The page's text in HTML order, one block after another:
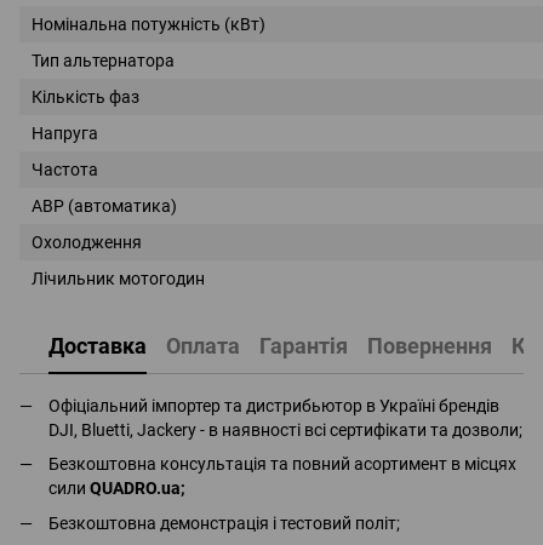
Номінальна потужність (кВт)
Тип альтернатора
Кількість фаз
Напруга
Частота
АВР (автоматика)
Охолодження
Лічильник мотогодин
Доставка Оплата Гарантія Повернення
Офіціальний імпортер та дистрибьютор в Україні брендів
DJI, Bluetti, Jackery - в наявності всі сертифікати та дозволи;
Безкоштовна консультація та повний асортимент в місцях
сили QUADRO.ua;
Безкоштовна демонстрація і тестовий політ;